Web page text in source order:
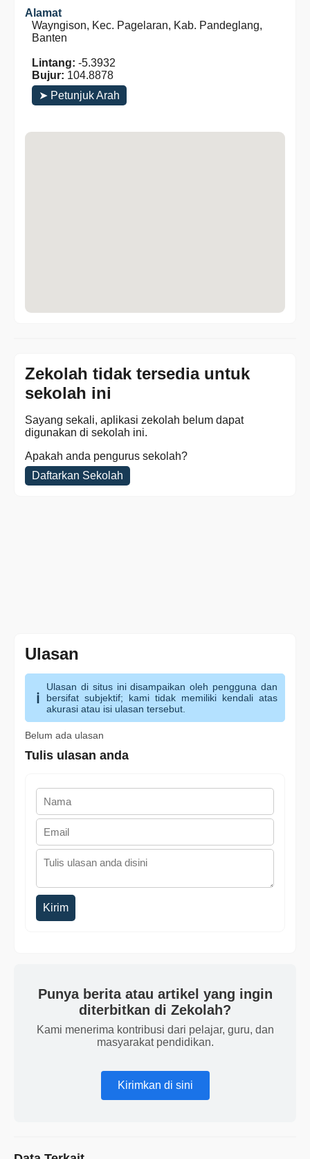
Alamat
Wayngison, Kec. Pagelaran, Kab. Pandeglang,
Banten
Lintang: -5.3932
Bujur: 104.8878
➤ Petunjuk Arah
Zekolah tidak tersedia untuk
sekolah ini
Sayang sekali, aplikasi zekolah belum dapat
digunakan di sekolah ini.
Apakah anda pengurus sekolah?
Daftarkan Sekolah
Ulasan
Ulasan di situs ini disampaikan oleh pengguna dan
bersifat subjektif; kami tidak memiliki kendali atas
akurasi atau isi ulasan tersebut.
Belum ada ulasan
Tulis ulasan anda
Kirim
Punya berita atau artikel yang ingin
diterbitkan di Zekolah?
Kami menerima kontribusi dari pelajar, guru, dan
masyarakat pendidikan.
Kirimkan di sini